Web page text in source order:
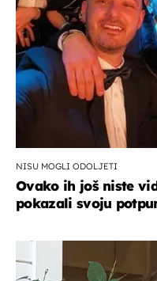
NISU MOGLI ODOLJETI
Ovako ih još niste
pokazali svoju